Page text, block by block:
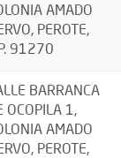
AMADO
PEROTE,
91270
BARRANCA
OCOPILA 1,
AMADO
PEROTE,